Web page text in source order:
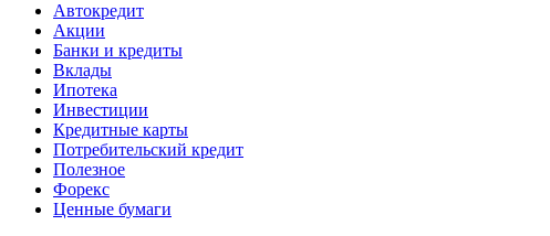
Автокредит
Акции
Банки и кредиты
Вклады
Ипотека
Инвестиции
Кредитные карты
Потребительский кредит
Полезное
Форекс
Ценные бумаги